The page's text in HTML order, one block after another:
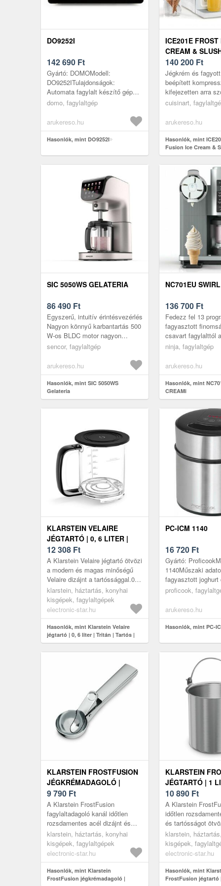
DO9252I
142 690 Ft
Gyártó: DOMOModell:
DO9252ITulajdonságok:
Automata fagylalt készítő gép
hűtőkompresszorral4 program
automatikus hűtés ...
domo, fagylaltgép
arukereso.hu
Hasonlók, mint DO9252I
ICE201E FROST
CREAM &
140 200 Ft
Jégkrém és
beépített
kifejezetten arra
otthon, előzetes
cuisinart,
arukereso.hu
Hasonlók, mint
Fusion Ice Cream &
SIC 5050WS GELATERIA
86 490 Ft
Egyszerű, intuitív érintésvezérlés
Nagyon könnyű karbantartás 500
W-os BLDC motor nagyon
csendes működéssel
egészséges há...
sencor, fagylaltgép
arukereso.hu
Hasonlók, mint SIC 5050WS
Gelateria
NC701EU
136 700 Ft
Fedezz fel 13
fagyasztott
csavart fagylalttól
gombócokig –
lágyfagy...
ninja, fagylaltgép
arukereso.hu
Hasonlók, mint
CREAMi
KLARSTEIN VELAIRE
JÉGTARTÓ | 0, 6 LITER |
TRITÁN | TARTÓS |
SZILIKONFEDÉL |
MOSOGATÓGÉPBEN
MOSHATÓ
12 308 Ft
A Klarstein Velaire jégtartó ötvözi
a modern és magas minőségű
Velaire dizájnt a tartóssággal.0, 6
literes űrtartalmával alkalmas
jég, szörbet, fag...
klarstein, háztartás, konyhai
kisgépek, fagylaltgépek
electronic-star.hu
Hasonlók, mint Klarstein Velaire
jégtartó | 0, 6 liter | Tritán | Tartós |
Szilikonfedél | Mosogatógépben
mosható
PC-ICM 1140
16 720 Ft
Gyártó:
1140Műszaki
fagyasztott joghurt
proficook,
arukereso.hu
Hasonlók, mint PC-
KLARSTEIN FROSTFUSION
JÉGKRÉMADAGOLÓ |
ROZSDAMENTES ACÉL |
KARCÁLLÓ |
ERGONÓMIKUS |
MOSOGATÓGÉPBEN
MOSHATÓ
9 790 Ft
A Klarstein FrostFusion
fagylaltadagoló kanál időtlen
rozsdamentes acél dizájnt és
tartósságot ötvöz. Ideális
választás igényes
fagylaltkedvelők sz...
klarstein, háztartás, konyhai
kisgépek, fagylaltgépek
electronic-star.hu
Hasonlók, mint Klarstein
FrostFusion jégkrémadagoló |
KLARSTEIN
JÉGTARTÓ | 1
KARCÁLLÓ |
MOSHATÓ
10 890 Ft
A Klarstein
időtlen
és tartósságot
tökéletes
kiegészítő tartály a
klarstein,
kisgépek,
electronic-star.hu
Hasonlók, mint
FrostFusion jégtartó